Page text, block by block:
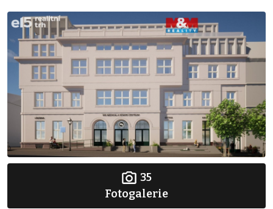
35
Fotogalerie